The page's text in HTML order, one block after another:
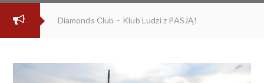
Diamonds Club – Klub Ludzi z PASJĄ!